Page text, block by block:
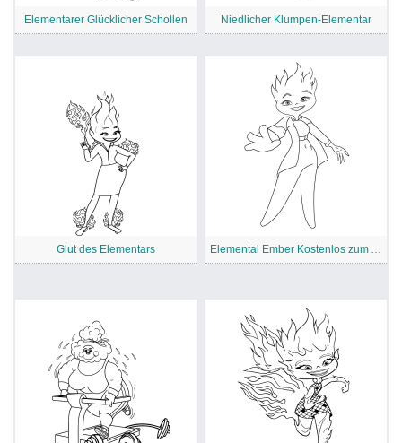
Elementarer Glücklicher Schollen Niedlicher Klumpen-Elementar
Glut des Elementars Elemental Ember Kostenlos zum Ausdrucken